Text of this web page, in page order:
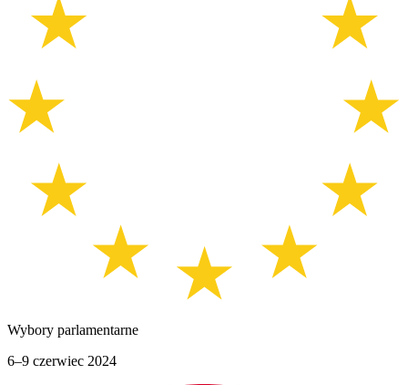
Wybory parlamentarne
6–9 czerwiec 2024